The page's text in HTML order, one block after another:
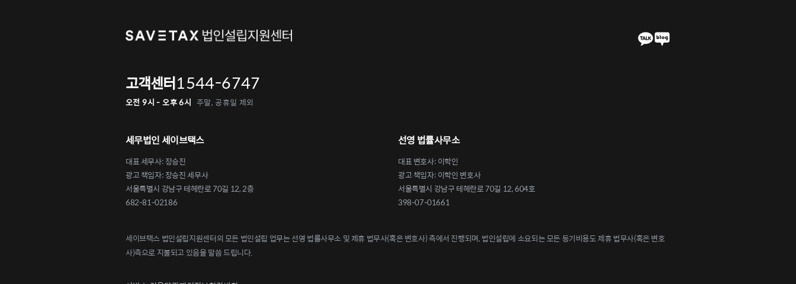
고객센터1544-6747
오전 9시 - 오후 6시 주말, 공휴일 제외
세무법인 세이브택스
대표 세무사: 장승진
광고 책임자: 장승진 세무사
서울특별시 강남구 테헤란로 70길 12, 2층
682-81-02186
선영 법률사무소
대표 변호사: 이학인
광고 책임자: 이학인 변호사
서울특별시 강남구 테헤란로 70길 12, 604호
398-07-01661
세이브택스 법인설립지원센터의 모든 법인설립 업무는 선영 법률사무소 및 제휴 법무사(혹은 변호사) 측에서 진행되며, 법인설립에 소요되는 모든 등기비용도 제휴 법무사(혹은 변호
사)측으로 지불되고 있음을 말씀 드립니다.